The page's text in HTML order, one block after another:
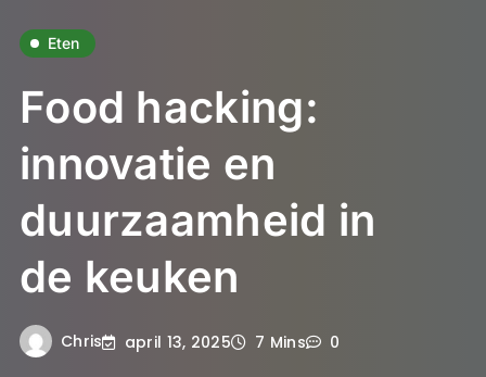
Eten
Food hacking:
innovatie en
duurzaamheid in
de keuken
Chris april 13, 2025 7 Mins 0